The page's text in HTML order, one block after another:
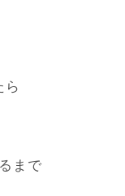
ら
まで